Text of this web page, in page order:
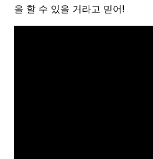
을 할 수 있을 거라고 믿어!